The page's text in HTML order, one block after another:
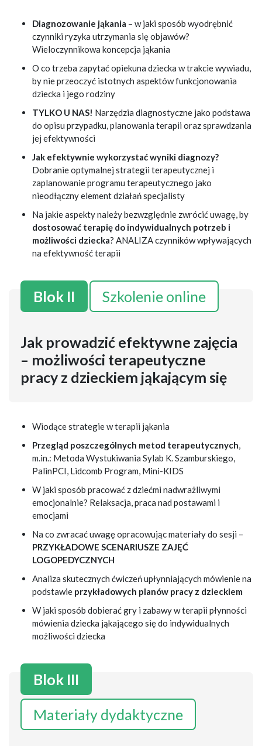
Diagnozowanie jąkania – w jaki sposób wyodrębnić
czynniki ryzyka utrzymania się objawów?
Wieloczynnikowa koncepcja jąkania
O co trzeba zapytać opiekuna dziecka w trakcie wywiadu,
by nie przeoczyć istotnych aspektów funkcjonowania
dziecka i jego rodziny
TYLKO U NAS! Narzędzia diagnostyczne jako podstawa
do opisu przypadku, planowania terapii oraz sprawdzania
jej efektywności
Jak efektywnie wykorzystać wyniki diagnozy?
Dobranie optymalnej strategii terapeutycznej i
zaplanowanie programu terapeutycznego jako
nieodłączny element działań specjalisty
Na jakie aspekty należy bezwzględnie zwrócić uwagę, by
dostosować terapię do indywidualnych potrzeb i
możliwości dziecka? ANALIZA czynników wpływających
na efektywność terapii
Blok II Szkolenie online
Jak prowadzić efektywne zajęcia
– możliwości terapeutyczne
pracy z dzieckiem jąkającym się
Wiodące strategie w terapii jąkania
Przegląd poszczególnych metod terapeutycznych,
m.in.: Metoda Wystukiwania Sylab K. Szamburskiego,
PalinPCI, Lidcomb Program, Mini-KIDS
W jaki sposób pracować z dziećmi nadwrażliwymi
emocjonalnie? Relaksacja, praca nad postawami i
emocjami
Na co zwracać uwagę opracowując materiały do sesji –
PRZYKŁADOWE SCENARIUSZE ZAJĘĆ
LOGOPEDYCZNYCH
Analiza skutecznych ćwiczeń upłynniających mówienie na
podstawie przykładowych planów pracy z dzieckiem
W jaki sposób dobierać gry i zabawy w terapii płynności
mówienia dziecka jąkającego się do indywidualnych
możliwości dziecka
Blok III
Materiały dydaktyczne